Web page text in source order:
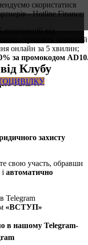
скористатися
- Hotline Finance:
пропозицій від
страхових
онлайн за 5 хвилин;
за промокодом
Клубу
A.D.!
захисту
свою участь, обравши
автоматично
Telegram
«ВСТУП»
в нашому Telegram-